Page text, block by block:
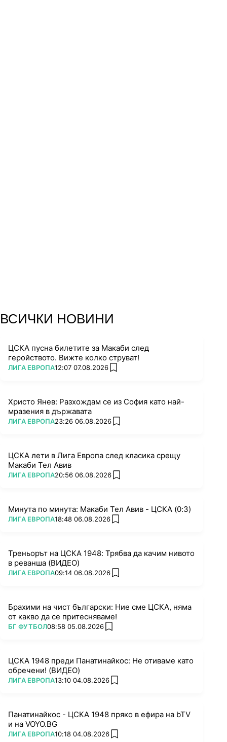
ВСИЧКИ НОВИНИ
ЦСКА пусна билетите за Макаби след
геройството. Вижте колко струват!
ПОВЕЧЕ ОТ
ЛИГА ЕВРОПА12:07 07.08.2026 add favorites
Христо Янев: Разхождам се из София като най-
мразения в държавата
ПОВЕЧЕ ОТ
ЛИГА ЕВРОПА23:26 06.08.2026 add favorites
ЦСКА лети в Лига Европа след класика срещу
Макаби Тел Авив
ПОВЕЧЕ ОТ
ЛИГА ЕВРОПА20:56 06.08.2026 add favorites
Минута по минута: Макаби Тел Авив - ЦСКА (0:3)
ПОВЕЧЕ ОТ
ЛИГА ЕВРОПА18:48 06.08.2026 add favorites
Треньорът на ЦСКА 1948: Трябва да качим нивото
в реванша (ВИДЕО)
ПОВЕЧЕ ОТ
ЛИГА ЕВРОПА09:14 06.08.2026 add favorites
Брахими на чист български: Ние сме ЦСКА, няма
от какво да се притесняваме!
ПОВЕЧЕ ОТ
БГ ФУТБОЛ08:58 05.08.2026 add favorites
ЦСКА 1948 преди Панатинайкос: Не отиваме като
обречени! (ВИДЕО)
ПОВЕЧЕ ОТ
ЛИГА ЕВРОПА13:10 04.08.2026 add favorites
Панатинайкос - ЦСКА 1948 пряко в ефира на bTV
и на VOYO.BG
ПОВЕЧЕ ОТ
ЛИГА ЕВРОПА10:18 04.08.2026 add favorites